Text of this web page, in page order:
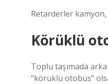
Retarderler kamyon,
Körüklü
Toplu taşımada
“körüklü otobüs”